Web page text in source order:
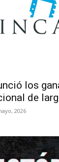
los
de
2026